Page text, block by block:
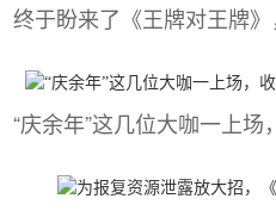
终于盼来了《王牌对王牌
“庆余年”这几位大咖一上